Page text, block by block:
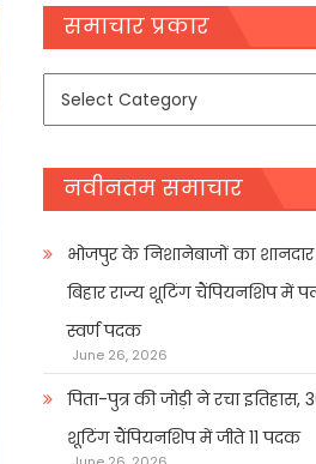
समाचार प्रकार
समाचार
नवीनतम समाचार
भोजपुर के निशानेबाजों का शानदार
बिहार राज्य शूटिंग चैंपियनशिप में
स्वर्ण पदक
June 26, 2026
पिता-पुत्र की जोड़ी ने रचा इतिहास,
शूटिंग चैंपियनशिप में जीते 11 पदक